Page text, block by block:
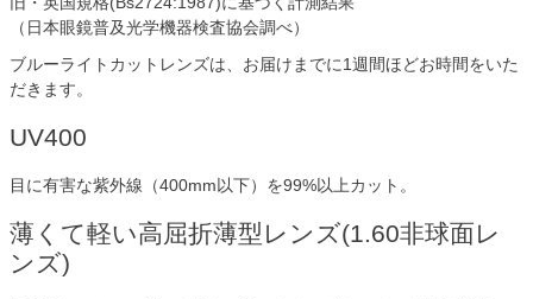
（日本眼鏡普及光学機器検査協会調べ）
ブルーライトカットレンズは、お届けまでに1週間ほどお時間をいた
だきます。
UV400
目に有害な紫外線（400mm以下）を99%以上カット。
薄くて軽い高屈折薄型レンズ(1.60非球面レ
ンズ)